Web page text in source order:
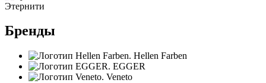
Этернити
Бренды
Hellen Farben
EGGER
Veneto